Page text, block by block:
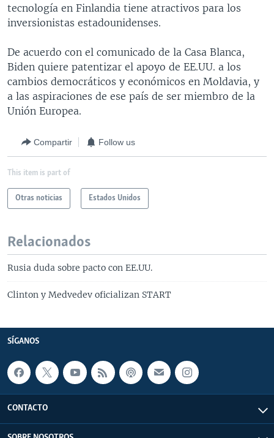
LAS CLAVES
BUENOS DÍAS AMÉRICA
EL MUNDO AL DÍA [RADIO]
FORO [RADIO]
DEPORTIVO INTERNACIONAL
NOTA ECONÓMICA
ENTRETENIMIENTO
Learning English
SÍGANOS
Idiomas
tecnología en Finlandia tiene atractivos para los
inversionistas estadounidenses.
De acuerdo con el comunicado de la Casa Blanca,
Biden quiere patentizar el apoyo de EE.UU. a los
cambios democráticos y económicos en Moldavia, y
a las aspiraciones de ese país de ser miembro de la
Unión Europea.
Compartir Follow us
This item is part of
Otras noticias Estados Unidos
Relacionados
Rusia duda sobre pacto con EE.UU.
Clinton y Medvedev oficializan START
SÍGANOS
CONTACTO